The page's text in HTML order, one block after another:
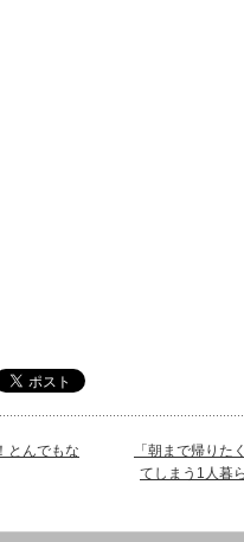
とんでもな
「朝まで帰りた
てしまう1人暮